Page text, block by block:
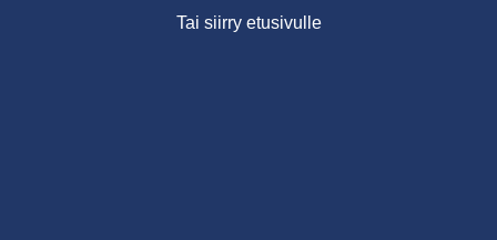
Tai siirry etusivulle